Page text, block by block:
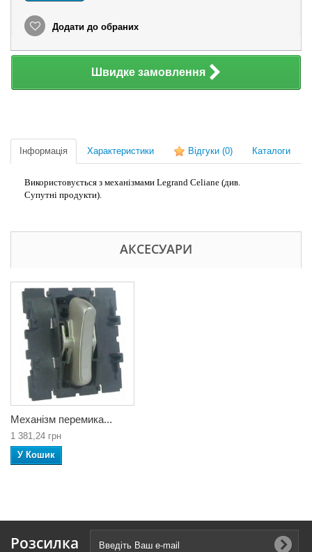
Додати до обраних
Швидке замовлення
Інформація Характеристики Відгуки (0) Каталоги
Використовується з механізмами Legrand Celiane (див.
Супутні продукти).
АКСЕСУАРИ
Механізм перемика...
1 381,24 грн
У Кошик
Розсилка